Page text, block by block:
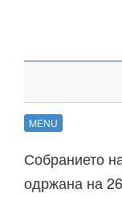
MENU
Собранието
одржана на